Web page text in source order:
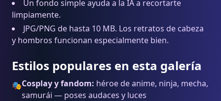
Un fondo simple ayuda a la IA a recortarte
limpiamente.
JPG/PNG de hasta 10 MB. Los retratos de cabeza
y hombros funcionan especialmente bien.
Estilos populares en esta galería
🎭Cosplay y fandom: héroe de anime, ninja, mecha,
samurái — poses audaces y luces